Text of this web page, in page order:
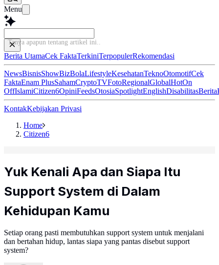
Menu
Tanya apapun tentang artikel ini...
Berita UtamaCek FaktaTerkiniTerpopulerRekomendasi
NewsBisnisShowBizBolaLifestyleKesehatanTeknoOtomotifCek
FaktaEnam PlusSahamCryptoTVFotoRegionalGlobalHotOn
OffIslamiCitizen6OpiniFeedsOtosiaSpotlightEnglishDisabilitasBerita
KontakKebijakan Privasi
Home
Citizen6
Yuk Kenali Apa dan Siapa Itu
Support System di Dalam
Kehidupan Kamu
Setiap orang pasti membutuhkan support system untuk menjalani
dan bertahan hidup, lantas siapa yang pantas disebut support
system?